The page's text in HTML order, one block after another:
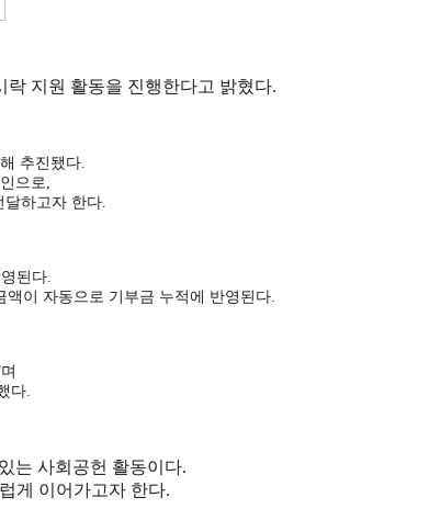
지원 활동을 진행한다고 밝혔다.
추진됐다.
으로,
하고자 한다.
된다.
이 자동으로 기부금 누적에 반영된다.
다.
는 사회공헌 활동이다.
게 이어가고자 한다.